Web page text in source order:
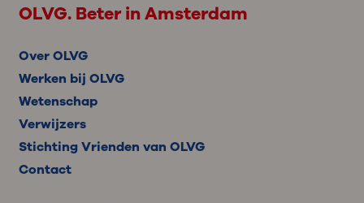
OLVG. Beter in Amsterdam
Over OLVG
Werken bij OLVG
Wetenschap
Verwijzers
Stichting Vrienden van OLVG
Contact